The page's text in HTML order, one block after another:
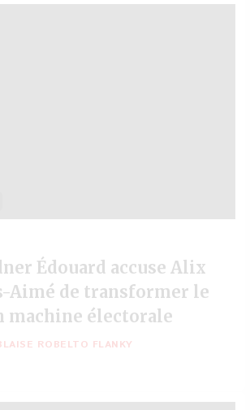
Édouard accuse Alix
Aimé de transformer le
machine électorale
ROBELTO FLANKY